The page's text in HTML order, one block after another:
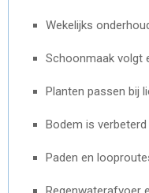
Wekelijks
Schoonmaak volgt
Planten passen bij
Bodem is
Paden en